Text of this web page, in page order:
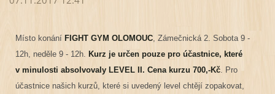
Místo konání FIGHT GYM OLOMOUC, Zámečnická 2. Sobota 9 -
12h, neděle 9 - 12h. Kurz je určen pouze pro účastnice, které
v minulosti absolvovaly LEVEL II. Cena kurzu 700,-Kč. Pro
účastnice našich kurzů, které si uvedený level chtějí zopakovat,